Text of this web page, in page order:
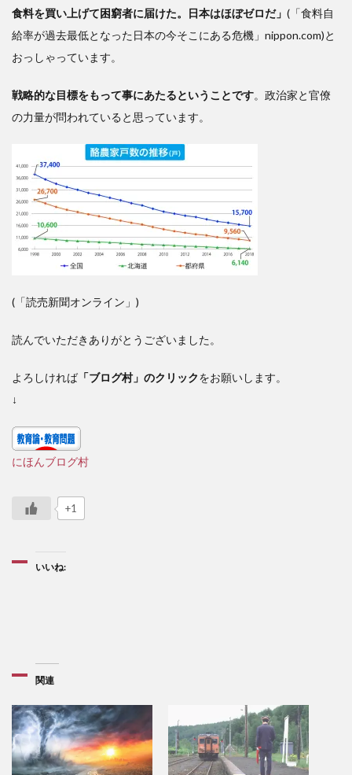
食料を買い上げて困窮者に届けた。日本はほぼゼロだ」 (「食料自
給率が過去最低となった日本の今そこにある危機」nippon.com)と
おっしゃっています。
戦略的な目標をもって事にあたるということです。政治家と官僚
の力量が問われていると思っています。
(「読売新聞オンライン」)
読んでいただきありがとうございました。
よろしければ 「ブログ村」のクリックをお願いします。
↓
にほんブログ村
+1
いいね:
関連